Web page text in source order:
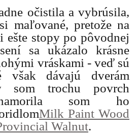
očistila a vybrúsila,
maľované, pretože na
ešte stopy po pôvodnej
sa ukázalo krásne
vráskami - veď sú
však dávajú dverám
som trochu povrch
som ho
Milk Paint Wood
Walnut.